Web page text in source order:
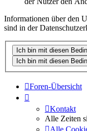
Informationen über den
sind in der
Foren-Übersicht
Kontakt
Alle Zeiten
Alle